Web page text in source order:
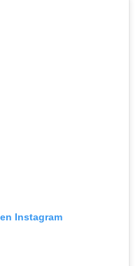
Instagram